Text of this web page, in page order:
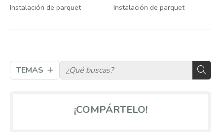
TEMAS
Instalación de parquet Instalación de parquet
¡COMPÁRTELO!